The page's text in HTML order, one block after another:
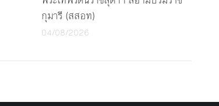
กุมารี (สสอท)
04/08/2026